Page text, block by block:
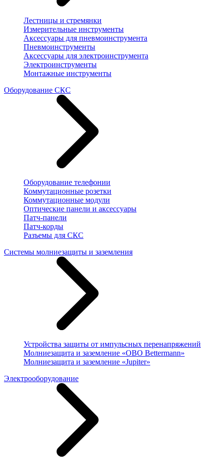
Лестницы и стремянки
Измерительные инструменты
Аксессуары для пневмоинструмента
Пневмоинструменты
Аксессуары для электроинструмента
Электроинструменты
Монтажные инструменты
Оборудование СКС
Оборудование телефонии
Коммутационные розетки
Коммутационные модули
Оптические панели и аксессуары
Патч-панели
Патч-корды
Разъемы для СКС
Системы молниезащиты и заземления
Устройства защиты от импульсных перенапряжений
Молниезащита и заземление «OBO Bettermann»
Молниезащита и заземление «Jupiter»
Электрооборудование